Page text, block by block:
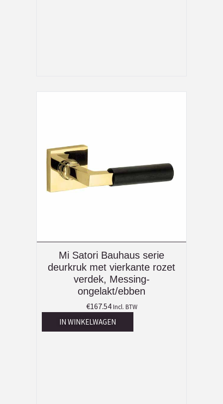
Mi Satori Bauhaus serie
deurkruk met vierkante rozet
verdek, Messing-
ongelakt/ebben
€167.54 Incl. BTW
IN WINKELWAGEN